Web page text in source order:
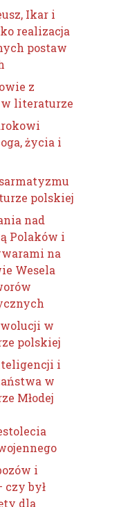
Ikar i
realizacja
postaw
z
w literaturze
życia i
polskiej
nad
Polaków i
na
Wesela
w
polskiej
i
w
Młodej
i
czy był
dla